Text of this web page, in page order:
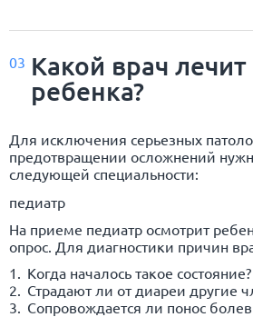
03 Какой врач
ребенка?
Для исключения серьезных
предотвращении осложнений
следующей специальности:
педиатр
На приеме педиатр осмотрит
опрос. Для диагностики причин
Когда началось такое состояние?
Страдают ли от диареи другие
Сопровождается ли понос